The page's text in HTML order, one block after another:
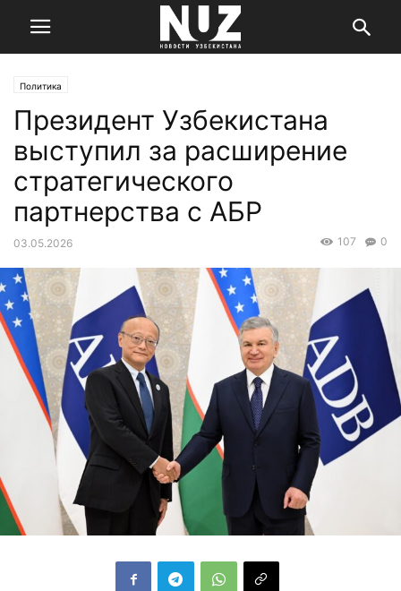
Политика
Президент Узбекистана
выступил за расширение
стратегического
партнерства с АБР
03.05.2026 0
107